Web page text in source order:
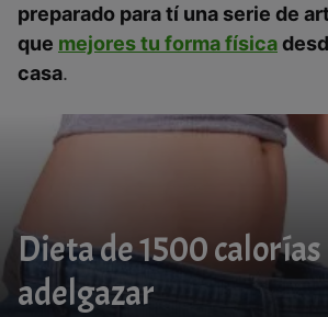
preparado para tí una serie de
que mejores tu forma física
casa.
Dieta de 1500
adelgazar